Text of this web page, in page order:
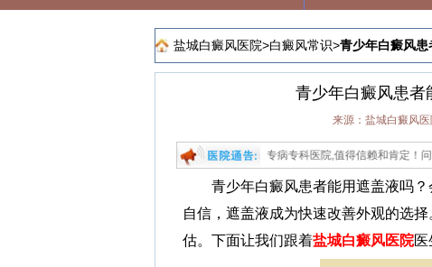
盐城白癜风医院>白癜风常识>青少年白癜风患
青少年白癜风患者
来源：盐城白癜风
风医院进行治疗,苏州瑞金是江苏省专业祛白的专病专科医院,值得信赖和肯定！问诊热
青少年白癜风患者能用遮盖液吗？
自信，遮盖液成为快速改善外观的选
估。下面让我们跟着盐城白癜风医院医